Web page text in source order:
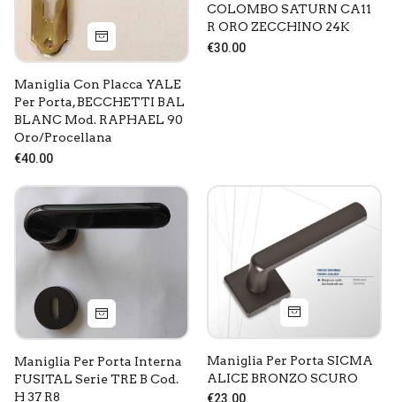
Maniglia Con Placca YALE
Per Porta, BECCHETTI BAL
BLANC Mod. RAPHAEL 90
Oro/procellana
€40.00
COLOMBO SATURN CA11
R ORO ZECCHINO 24K
€30.00
Maniglia Per Porta Interna
FUSITAL Serie TRE B Cod.
H 37 R8
Maniglia Per Porta SICMA
ALICE BRONZO SCURO
€23.00